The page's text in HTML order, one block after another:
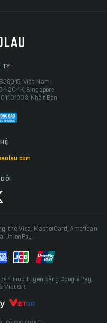
TY
Việt Nam
Singapore
Nhật Bản
thẻ Visa, MasterCard, American
UnionPay.
trực tuyến bằng Google Pay,
VietQR.